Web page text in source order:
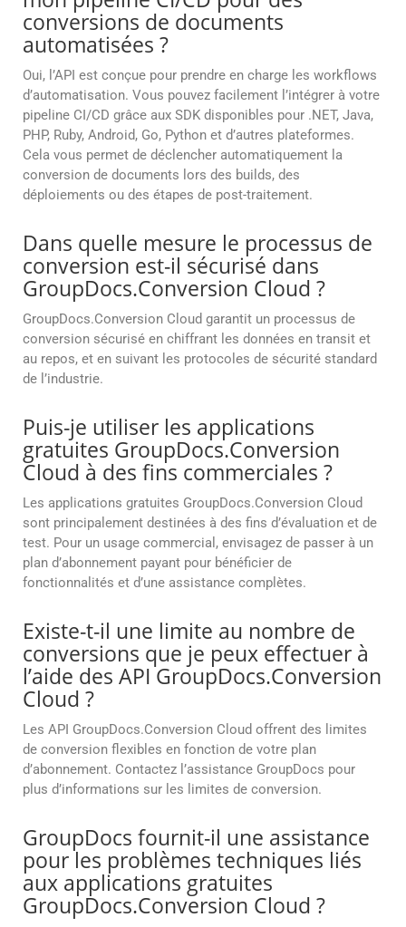
conversions de documents
automatisées ?
Oui, l’API est conçue pour prendre en charge les workflows
d’automatisation. Vous pouvez facilement l’intégrer à votre
pipeline CI/CD grâce aux SDK disponibles pour .NET, Java,
PHP, Ruby, Android, Go, Python et d’autres plateformes.
Cela vous permet de déclencher automatiquement la
conversion de documents lors des builds, des
déploiements ou des étapes de post-traitement.
Dans quelle mesure le processus de
conversion est-il sécurisé dans
GroupDocs.Conversion Cloud ?
GroupDocs.Conversion Cloud garantit un processus de
conversion sécurisé en chiffrant les données en transit et
au repos, et en suivant les protocoles de sécurité standard
de l’industrie.
Puis-je utiliser les applications
gratuites GroupDocs.Conversion
Cloud à des fins commerciales ?
Les applications gratuites GroupDocs.Conversion Cloud
sont principalement destinées à des fins d’évaluation et de
test. Pour un usage commercial, envisagez de passer à un
plan d’abonnement payant pour bénéficier de
fonctionnalités et d’une assistance complètes.
Existe-t-il une limite au nombre de
conversions que je peux effectuer à
l’aide des API GroupDocs.Conversion
Cloud ?
Les API GroupDocs.Conversion Cloud offrent des limites
de conversion flexibles en fonction de votre plan
d’abonnement. Contactez l’assistance GroupDocs pour
plus d’informations sur les limites de conversion.
GroupDocs fournit-il une assistance
pour les problèmes techniques liés
aux applications gratuites
GroupDocs.Conversion Cloud ?